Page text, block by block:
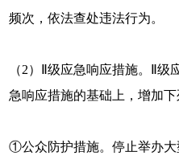
频次，依法查处违法行为。
（2）Ⅱ级应急响应措施。Ⅱ
急响应措施的基础上，增加下
①公众防护措施。停止举办大